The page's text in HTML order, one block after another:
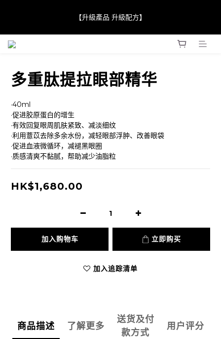
Award 勇奪金獎】
【升級產品 升級配方】
【JaneClare 康膚薈在iida Award Milan 2024 Professional
多重肽提拉眼部精华
·40ml
·促进胶原蛋白的增生
·有效回复眼周肌肤紧致、减淡细纹
·利用薏苡去除多余水份，减轻眼部浮肿、改善眼袋
·促进血液微循环，减褪黑眼圈
·质感清爽不黏腻，帮助减少油脂粒
HK$1,680.00
加入购物车 立即购买
加入追踪清单
商品描述 了解更多
送货及付
款方式
用户评分